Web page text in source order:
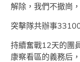
解除，我們不撤崗
突擊隊共辦事
持續奮戰12天的團
康察看區的義務后